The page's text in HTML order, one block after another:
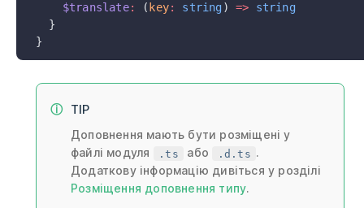
    $translate
: ( key: string) => string
  }
}
TIP
Доповнення мають бути розміщені у
файлі модуля
.ts або .d.ts .
Додаткову інформацію дивіться у розділі
Розміщення доповнення типу.